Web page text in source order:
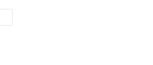
страна: